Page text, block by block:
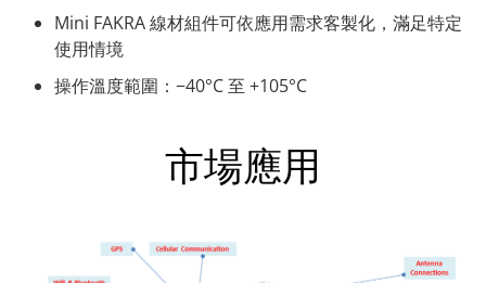
Mini FAKRA 線材組件可依應用需求客製化，滿足特定
使用情境
操作溫度範圍：−40°C 至 +105°C
市場應用